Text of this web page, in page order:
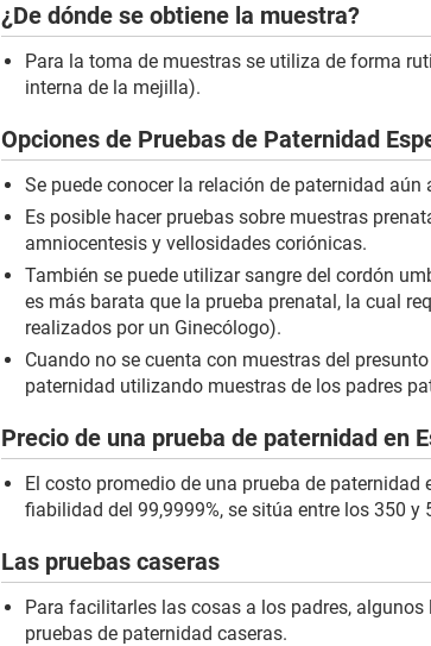
¿De dónde se obtiene la muestra?
Para la toma de muestras se utiliza de forma
interna de la mejilla).
Opciones de Pruebas de Paternidad
Se puede conocer la relación de paternidad aún
Es posible hacer pruebas sobre muestras
amniocentesis y vellosidades coriónicas.
También se puede utilizar sangre del cordón
es más barata que la prueba prenatal, la cual
realizados por un Ginecólogo).
Cuando no se cuenta con muestras del
paternidad utilizando muestras de los padres
Precio de una prueba de paternidad en
El costo promedio de una prueba de paternidad
fiabilidad del 99,9999%, se sitúa entre los 350 y
Las pruebas caseras
Para facilitarles las cosas a los padres,
pruebas de paternidad caseras.